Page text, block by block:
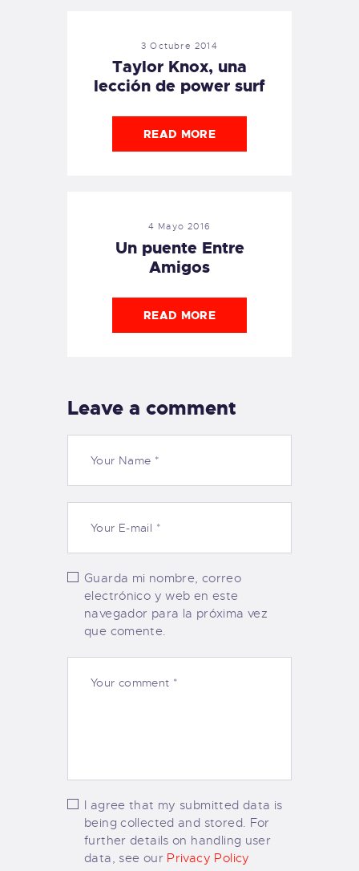
3 Octubre 2014
Taylor Knox, una
lección de power surf
READ MORE
4 Mayo 2016
Un puente Entre
Amigos
READ MORE
Leave a comment
Guarda mi nombre, correo
electrónico y web en este
navegador para la próxima vez
que comente.
I agree that my submitted data is
being collected and stored. For
further details on handling user
data, see our Privacy Policy